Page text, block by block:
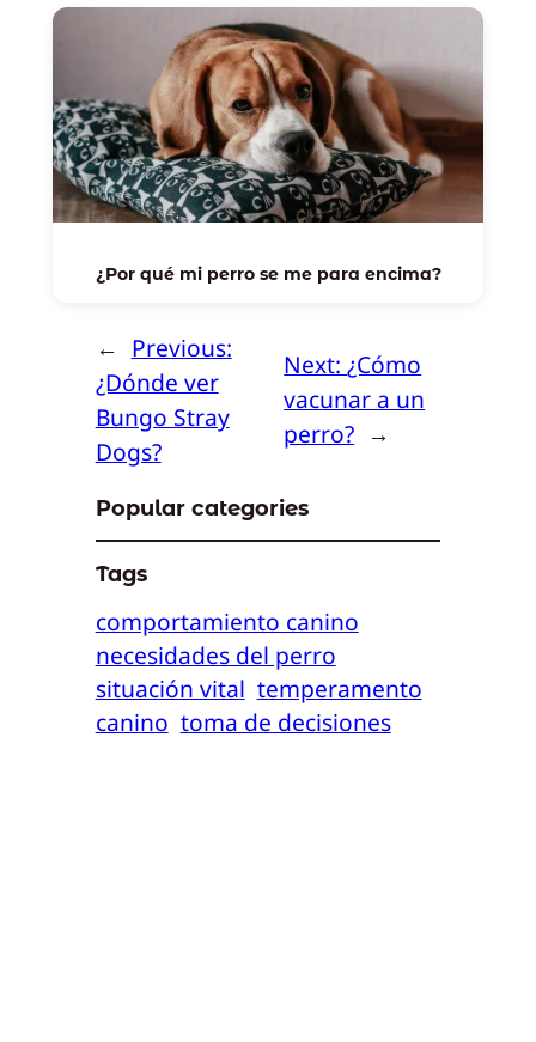
¿Por qué mi perro se me para encima?
← Previous:
¿Dónde ver
Bungo Stray
Dogs?
Next:¿Cómo
vacunar a un
perro? →
Popular categories
Tags
comportamiento canino
necesidades del perro
situación vital temperamento
canino toma de decisiones